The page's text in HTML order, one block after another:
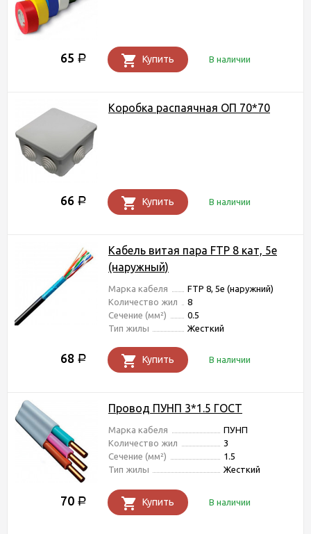
65 Р Купить В наличии
Коробка распаячная ОП 70*70
66 Р Купить В наличии
Кабель витая пара FTP 8 кат, 5е
(наружный)
Марка кабеля
FTP 8, 5e (наружний)
Количество жил
8
Сечение (мм²)
0.5
Тип жилы
Жесткий
68 Р Купить В наличии
Провод ПУНП 3*1.5 ГОСТ
Марка кабеля
ПУНП
Количество жил
3
Сечение (мм²)
1.5
Тип жилы
Жесткий
70 Р Купить В наличии